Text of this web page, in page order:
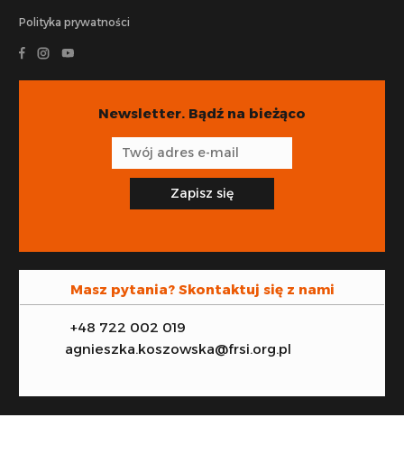
Polityka prywatności
Newsletter. Bądź na bieżąco
Zapisz się
Masz pytania? Skontaktuj się z nami
+48 722 002 019
agnieszka.koszowska@frsi.org.pl